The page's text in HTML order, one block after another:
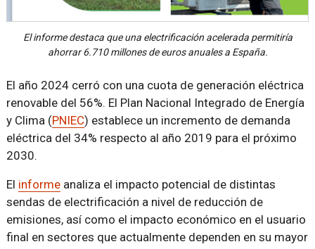
El informe destaca que una electrificación acelerada permitiría
ahorrar 6.710 millones de euros anuales a España.
El año 2024 cerró con una cuota de generación eléctrica
renovable del 56%. El Plan Nacional Integrado de Energía
y Clima (PNIEC) establece un incremento de demanda
eléctrica del 34% respecto al año 2019 para el próximo
2030.
El informeanaliza el impacto potencial de distintas
sendas de electrificación a nivel de reducción de
emisiones, así como el impacto económico en el usuario
final en sectores que actualmente dependen en su mayor